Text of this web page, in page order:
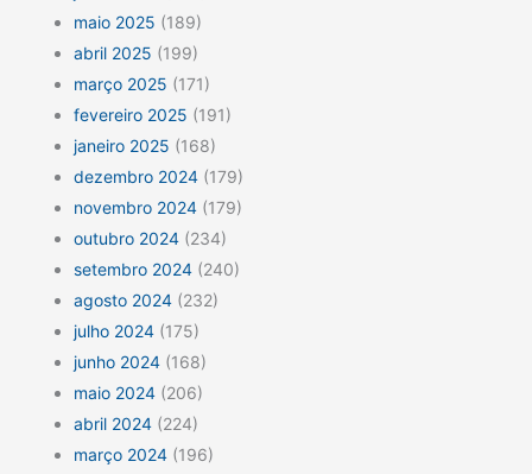
maio 2025 (189)
abril 2025 (199)
março 2025 (171)
fevereiro 2025 (191)
janeiro 2025 (168)
dezembro 2024 (179)
novembro 2024 (179)
outubro 2024 (234)
setembro 2024 (240)
agosto 2024 (232)
julho 2024 (175)
junho 2024 (168)
maio 2024 (206)
abril 2024 (224)
março 2024 (196)